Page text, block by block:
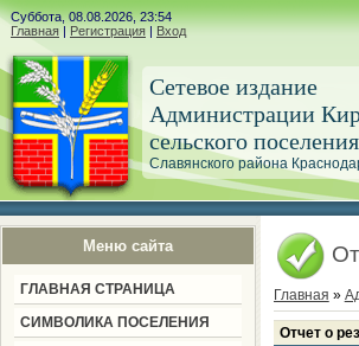
Суббота, 08.08.2026, 23:54
Главная | Регистрация | Вход
Сетевое издание
Администрации
сельского поселения
Славянского района
Меню сайта
ГЛАВНАЯ СТРАНИЦА
СИМВОЛИКА ПОСЕЛЕНИЯ
Главная »
Отчет о